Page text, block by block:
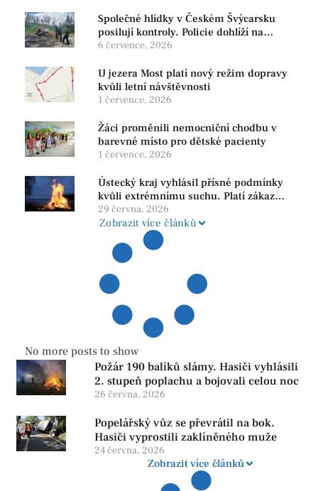
Společné hlídky v Českém Švýcarsku
posilují kontroly. Policie dohlíží na
bezpečnost i ochranu přírody
6 července, 2026
U jezera Most platí nový režim dopravy
kvůli letní návštěvnosti
1 července, 2026
Žáci proměnili nemocniční chodbu v
barevné místo pro dětské pacienty
1 července, 2026
Ústecký kraj vyhlásil přísné podmínky
kvůli extrémnímu suchu. Platí zákaz
ohňů i pyrotechniky
29 června, 2026
Zobrazit více článků
No more posts to show
Požár 190 balíků slámy. Hasiči vyhlásili
2. stupeň poplachu a bojovali celou noc
26 června, 2026
Popelářský vůz se převrátil na bok.
Hasiči vyprostili zaklíněného muže
24 června, 2026
Zobrazit více článků